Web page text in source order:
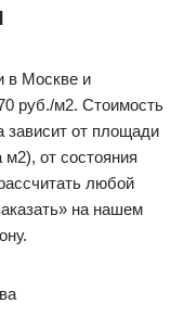
в Москве и
руб./м2. Стоимость
зависит от площади
от состояния
любой
на нашем